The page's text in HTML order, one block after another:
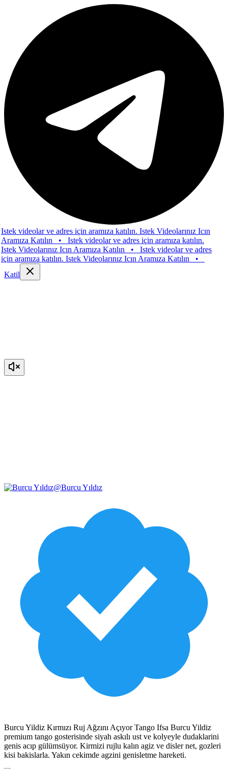
videolar ve adres için aramıza katılın. Istek Videolarınız Icın
Katılın•Istek videolar ve adres için aramıza katılın.
Videolarınız Icın Aramıza Katılın•Istek videolar ve adres
aramıza katılın. Istek Videolarınız Icın Aramıza Katılın•
Katil
@Burcu Yıldız
Burcu Yildiz Kırmızı Ruj Ağzını Açıyor Tango Ifsa Burcu Yildiz
premium tango gosterisinde siyah askılı ust ve kolyeyle dudaklarini
genis acıp gülümsüyor. Kirmizi rujlu kalın agiz ve disler net, gozleri
kisi bakislarla. Yakın cekimde agzini genisletme hareketi.